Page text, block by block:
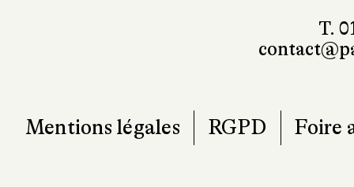
T.
Mentions légales RGPD Foire